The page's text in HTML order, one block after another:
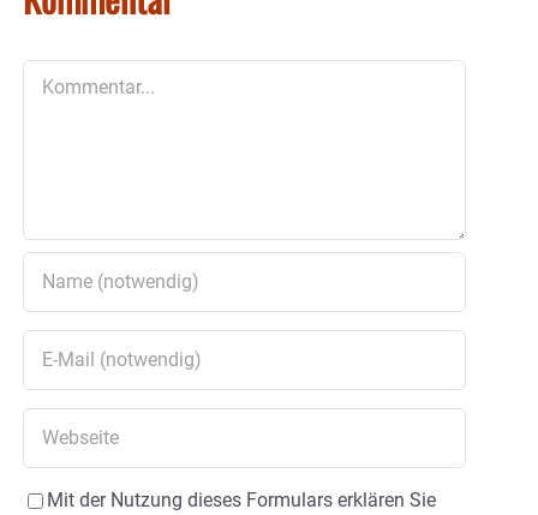
Mit der Nutzung dieses Formulars erklären Sie